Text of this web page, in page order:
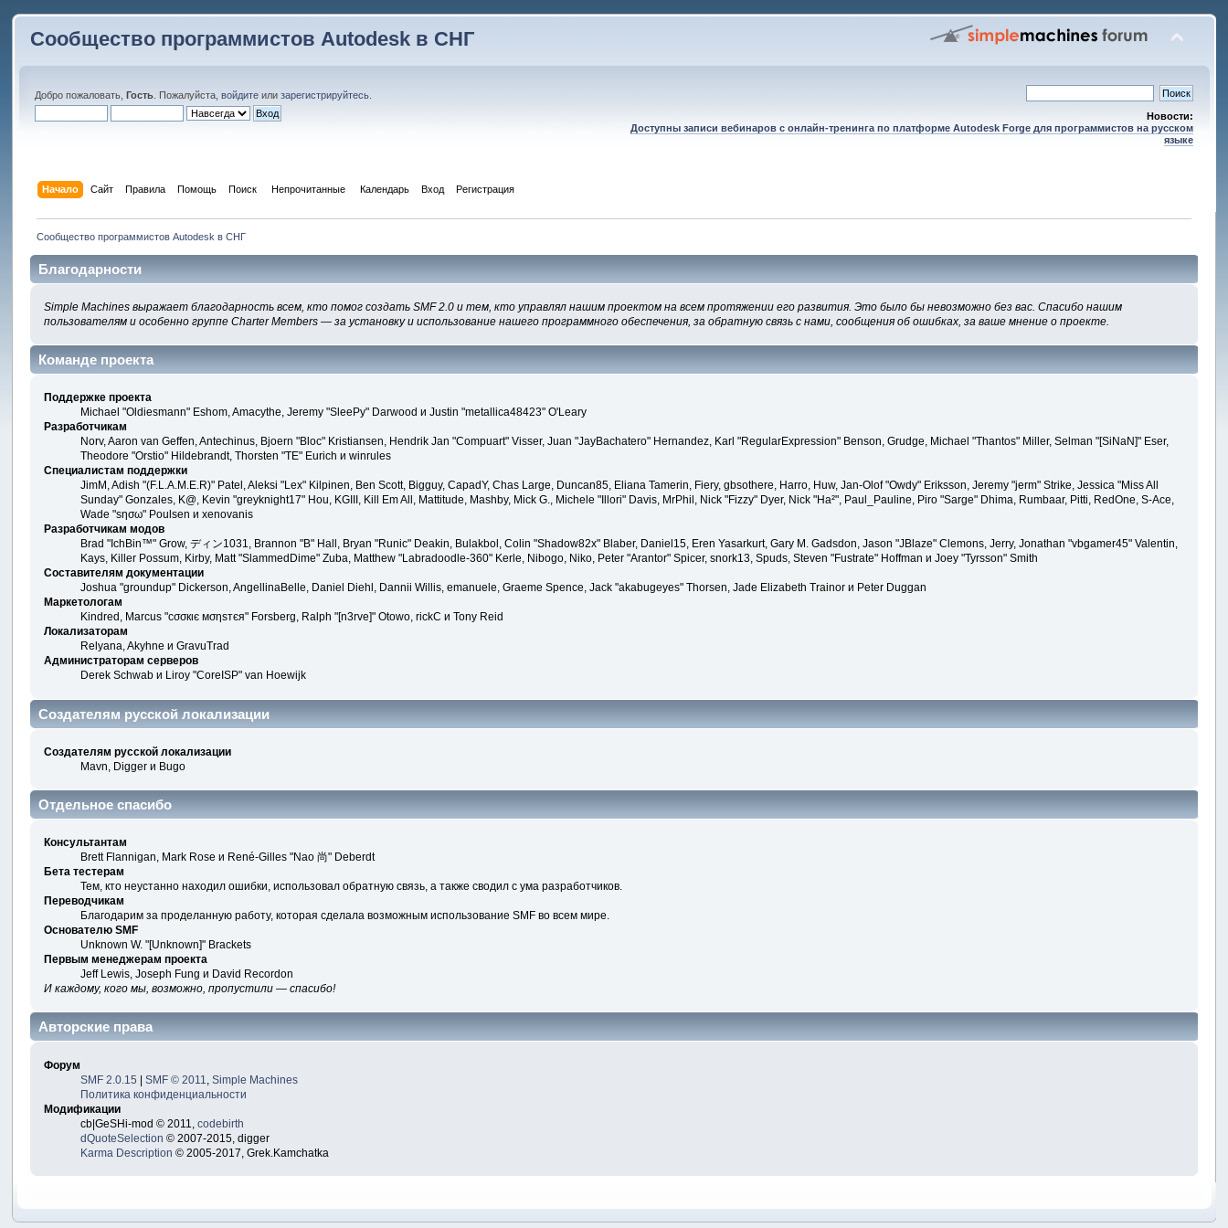
Сообщество программистов Autodesk в СНГ
Добро пожаловать,Гость . Пожалуйста,войдите илизарегистрируйтесь
Новости:
Доступны записи вебинаров с онлайн-тренинга по платформе Autodesk Forge для программистов на русском
языке
Начало Сайт Правила Помощь Поиск Непрочитанные Календарь Вход Регистрация
Сообщество программистов Autodesk в СНГ
Благодарности
Simple Machines выражает благодарность всем, кто помог создать SMF 2.0 и тем, кто управлял нашим проектом на всем протяжении его развития. Это было бы невозможно без вас. Спасибо нашим
пользователям и особенно группе Charter Members — за установку и использование нашего программного обеспечения, за обратную связь с нами, сообщения об ошибках, за ваше мнение о проекте.
Команде проекта
Поддержке проекта
Michael "Oldiesmann" Eshom, Amacythe, Jeremy "SleePy" Darwood и Justin "metallica48423" O'Leary
Разработчикам
Norv, Aaron van Geffen, Antechinus, Bjoern "Bloc" Kristiansen, Hendrik Jan "Compuart" Visser, Juan "JayBachatero" Hernandez, Karl "RegularExpression" Benson, Grudge, Michael "Thantos" Miller, Selman "[SiNaN]" Eser,
Theodore "Orstio" Hildebrandt, Thorsten "TE" Eurich и winrules
Специалистам поддержки
JimM, Adish "(F.L.A.M.E.R)" Patel, Aleksi "Lex" Kilpinen, Ben Scott, Bigguy, CapadY, Chas Large, Duncan85, Eliana Tamerin, Fiery, gbsothere, Harro, Huw, Jan-Olof "Owdy" Eriksson, Jeremy "jerm" Strike, Jessica "Miss All
Sunday" Gonzales, K@, Kevin "greyknight17" Hou, KGIII, Kill Em All, Mattitude, Mashby, Mick G., Michele "Illori" Davis, MrPhil, Nick "Fizzy" Dyer, Nick "Ha²", Paul_Pauline, Piro "Sarge" Dhima, Rumbaar, Pitti, RedOne, S-Ace,
Wade "sησω" Poulsen и xenovanis
Разработчикам модов
Brad "IchBin™" Grow, ディン1031, Brannon "B" Hall, Bryan "Runic" Deakin, Bulakbol, Colin "Shadow82x" Blaber, Daniel15, Eren Yasarkurt, Gary M. Gadsdon, Jason "JBlaze" Clemons, Jerry, Jonathan "vbgamer45" Valentin,
Kays, Killer Possum, Kirby, Matt "SlammedDime" Zuba, Matthew "Labradoodle-360" Kerle, Nibogo, Niko, Peter "Arantor" Spicer, snork13, Spuds, Steven "Fustrate" Hoffman и Joey "Tyrsson" Smith
Составителям документации
Joshua "groundup" Dickerson, AngellinaBelle, Daniel Diehl, Dannii Willis, emanuele, Graeme Spence, Jack "akabugeyes" Thorsen, Jade Elizabeth Trainor и Peter Duggan
Маркетологам
Kindred, Marcus "cσσкιє мσηѕтєя" Forsberg, Ralph "[n3rve]" Otowo, rickC и Tony Reid
Локализаторам
Relyana, Akyhne и GravuTrad
Администраторам серверов
Derek Schwab и Liroy "CoreISP" van Hoewijk
Создателям русской локализации
Создателям русской локализации
Mavn, Digger и Bugo
Отдельное спасибо
Консультантам
Brett Flannigan, Mark Rose и René-Gilles "Nao 尚" Deberdt
Бета тестерам
Тем, кто неустанно находил ошибки, использовал обратную связь, а также сводил с ума разработчиков.
Переводчикам
Благодарим за проделанную работу, которая сделала возможным использование SMF во всем мире.
Основателю SMF
Unknown W. "[Unknown]" Brackets
Первым менеджерам проекта
Jeff Lewis, Joseph Fung и David Recordon
И каждому, кого мы, возможно, пропустили — спасибо!
Авторские права
Форум
SMF 2.0.15 |SMF © 2011 ,Simple Machines
Политика конфиденциальности
Модификации
cb|GeSHi-mod © 2011,codebirth
dQuoteSelection © 2007-2015, digger
Karma Description © 2005-2017, Grek.Kamchatka